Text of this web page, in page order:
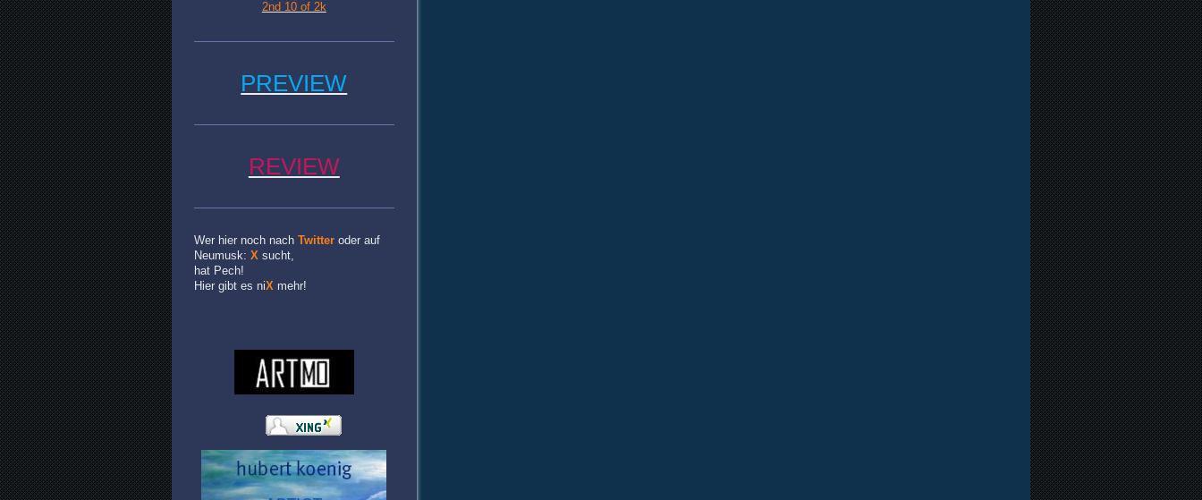
2nd 10 of 2k
PREVIEW
REVIEW
Wer hier noch nach Twitter oder auf
Neumusk: X sucht,
hat Pech!
Hier gibt es niX mehr!